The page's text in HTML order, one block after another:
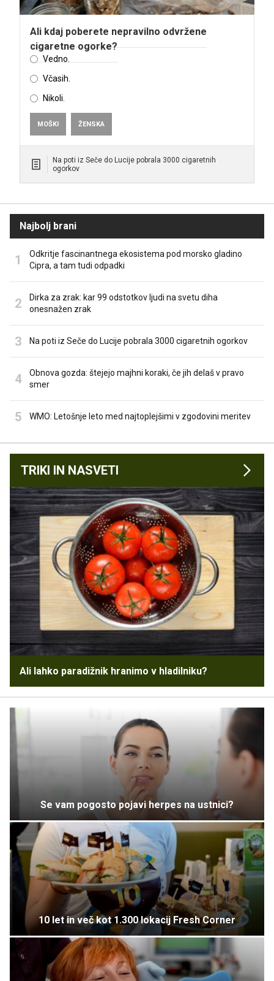
Ali kdaj poberete nepravilno odvržene
cigaretne ogorke?
Vedno.
Včasih.
Nikoli.
MOŠKI ŽENSKA
Na poti iz Seče do Lucije pobrala 3000 cigaretnih
ogorkov
Najbolj brani
Odkritje fascinantnega ekosistema pod morsko gladino
Cipra, a tam tudi odpadki
Dirka za zrak: kar 99 odstotkov ljudi na svetu diha
onesnažen zrak
Na poti iz Seče do Lucije pobrala 3000 cigaretnih ogorkov
Obnova gozda: štejejo majhni koraki, če jih delaš v pravo
smer
WMO: Letošnje leto med najtoplejšimi v zgodovini meritev
TRIKI IN NASVETI
Ali lahko paradižnik hranimo v hladilniku?
Se vam pogosto pojavi herpes na ustnici?
10 let in več kot 1.300 lokacij Fresh Corner